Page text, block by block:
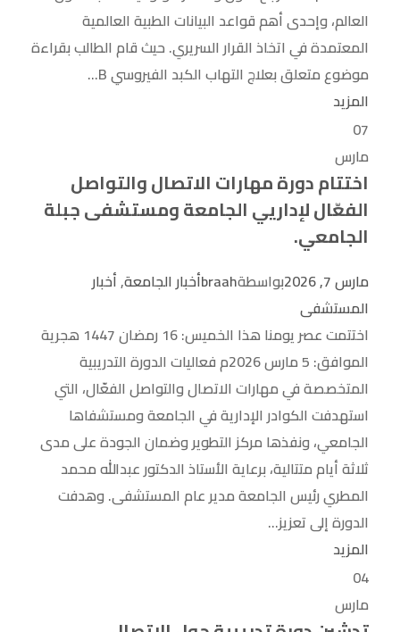
العالم، وإحدى أهم قواعد البيانات الطبية العالمية
المعتمدة في اتخاذ القرار السريري. حيث قام الطالب بقراءة
موضوع متعلق بعلاج التهاب الكبد الفيروسي B...
المزيد
07
مارس
اختتام دورة مهارات الاتصال والتواصل
الفعّال لإداريي الجامعة ومستشفى جبلة
الجامعي.
مارس 7, 2026 بواسطةbraahأخبار الجامعة,أخبار
المستشفى
اختتمت عصر يومنا هذا الخميس: 16 رمضان 1447 هجرية
الموافق: 5 مارس 2026م فعاليات الدورة التدريبية
المتخصصة في مهارات الاتصال والتواصل الفعّال، التي
استهدفت الكوادر الإدارية في الجامعة ومستشفاها
الجامعي، ونفذها مركز التطوير وضمان الجودة على مدى
ثلاثة أيام متتالية، برعاية الأستاذ الدكتور عبدالله محمد
المطري رئيس الجامعة مدير عام المستشفى. وهدفت
الدورة إلى تعزيز...
المزيد
04
مارس